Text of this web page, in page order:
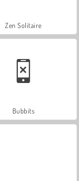
Zen Solitaire
Bubbits